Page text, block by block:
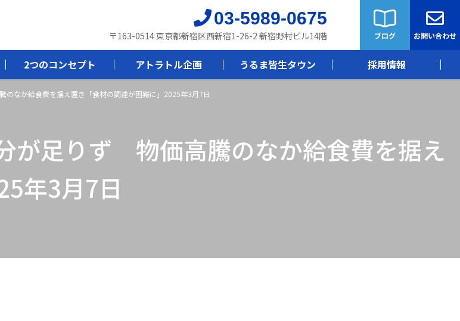
03-5989-0675
〒163-0514 東京都新宿区西新宿1-26-2 新宿野村ビル14階
2つのコンセプト アトラトル企画 うるま皆生タウン 採用情報
ブログ お問い合わせ
なか給食費を据え置き「食材の調達が困難に」2025年3月7日
が足りず 物価高騰のなか給食費を据え
年3月7日